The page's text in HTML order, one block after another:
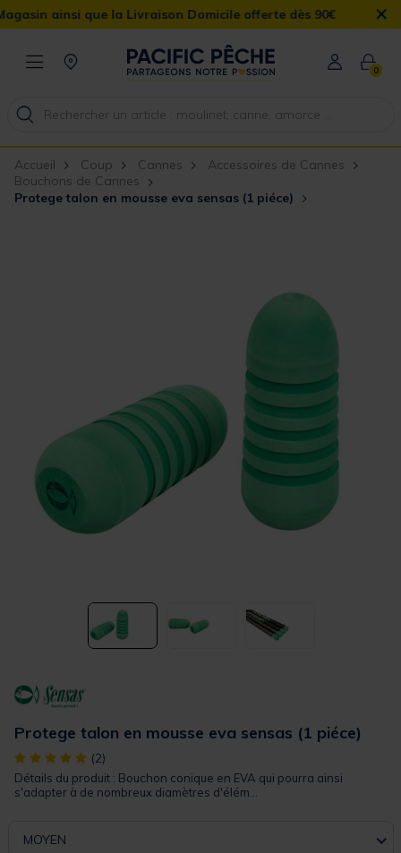
ainsi que la Livraison Domicile offerte dès 90€ ×
0
Accueil Coup Cannes
Accessoires de Cannes
Bouchons de Cannes
Protege talon en mousse eva sensas (1 piéce)
Protege talon en mousse eva sensas (1 piéce)
[object Object] out of 5 Customer Rating
(2)
Détails du produit : Bouchon conique en EVA qui pourra ainsi
s'adapter à de nombreux diamètres d'élém...
MOYEN